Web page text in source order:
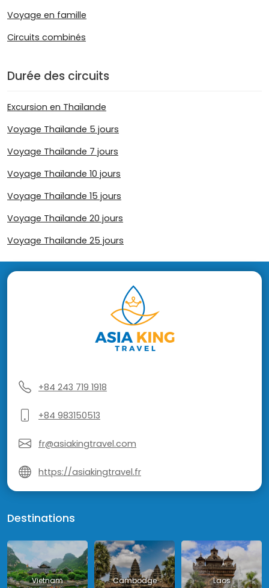
Voyage en famille
Circuits combinés
Durée des circuits
Excursion en Thaïlande
Voyage Thaïlande 5 jours
Voyage Thaïlande 7 jours
Voyage Thaïlande 10 jours
Voyage Thaïlande 15 jours
Voyage Thaïlande 20 jours
Voyage Thailande 25 jours
+84 243 719 1918
+84 983150513
fr@asiakingtravel.com
https://asiakingtravel.fr
Destinations
Vietnam Cambodge Laos